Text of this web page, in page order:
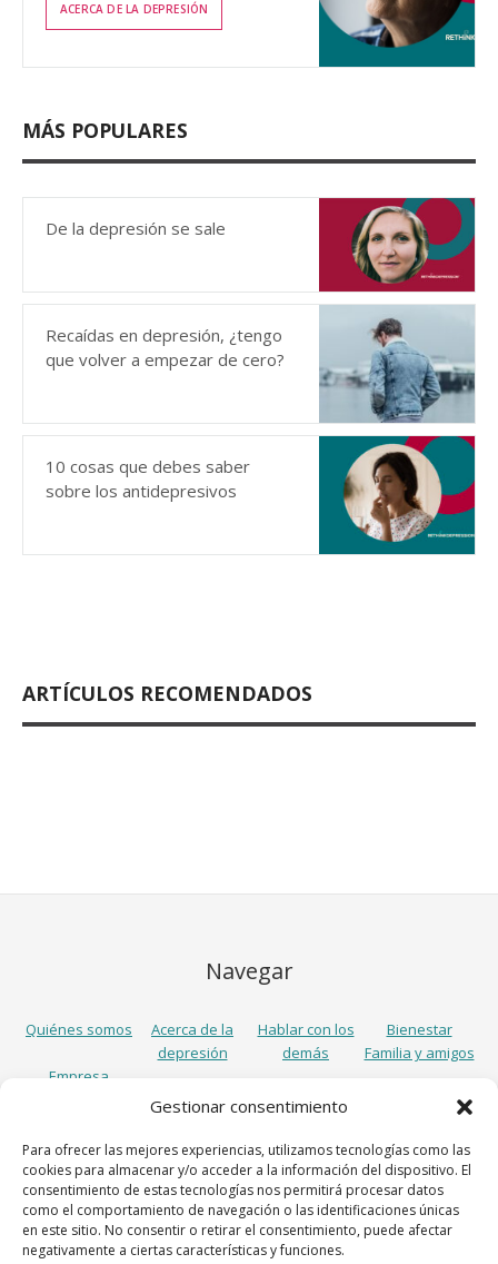
Gestionar consentimiento
Para ofrecer las mejores experiencias, utilizamos tecnologías como las
cookies para almacenar y/o acceder a la información del dispositivo. El
consentimiento de estas tecnologías nos permitirá procesar datos
como el comportamiento de navegación o las identificaciones únicas
en este sitio. No consentir o retirar el consentimiento, puede afectar
negativamente a ciertas características y funciones.
ACERCA DE LA DEPRESIÓN
MÁS POPULARES
De la depresión se sale
Recaídas en depresión, ¿tengo
que volver a empezar de cero?
10 cosas que debes saber
sobre los antidepresivos
ARTÍCULOS RECOMENDADOS
Navegar
Quiénes somos
Acerca de la
depresión
Hablar con los
demás
Bienestar
Familia y amigos
Empresa
Síguenos